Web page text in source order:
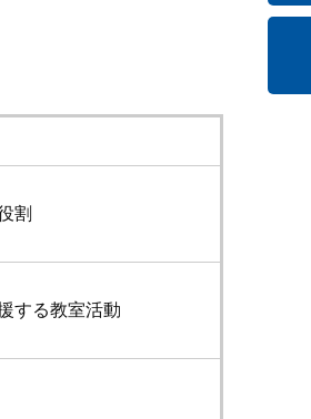
割
する教室活動